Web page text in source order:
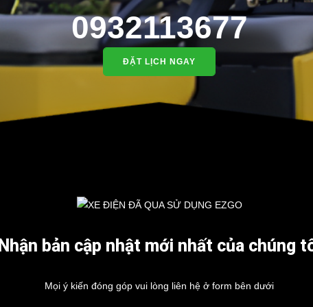
0932113677
ĐẶT LỊCH NGAY
Nhận bản cập nhật mới nhất của chúng
Mọi ý kiến đóng góp vui lòng liên hệ ở form bên dưới